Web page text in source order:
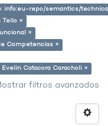
info:eu-repo/semantics/
×
×
Competencias ×
Evelin Catacora Caracholi ×
filtros avanzados